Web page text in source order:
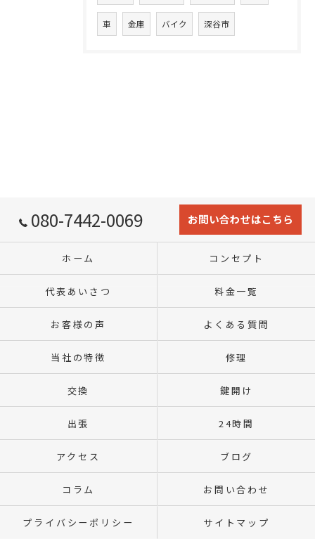
車 金庫 バイク 深谷市
080-7442-0069 お問い合わせはこちら
ホーム コンセプト
代表あいさつ 料金一覧
お客様の声 よくある質問
当社の特徴 修理
交換 鍵開け
出張 24時間
アクセス ブログ
コラム お問い合わせ
プライバシーポリシー サイトマップ